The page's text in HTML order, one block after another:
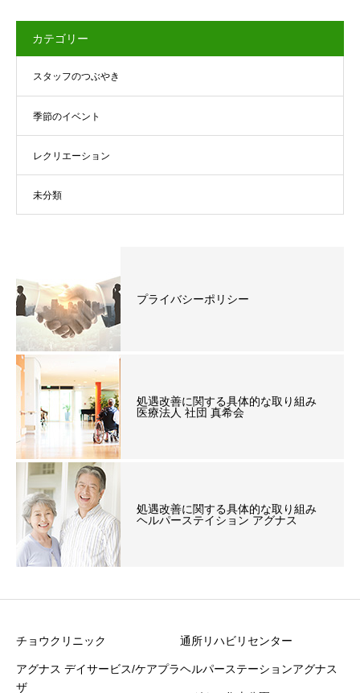
カテゴリー
スタッフのつぶやき
季節のイベント
レクリエーション
未分類
プライバシーポリシー
処遇改善に関する具体的な取り組み
医療法人 社団 真希会
処遇改善に関する具体的な取り組み
ヘルパーステイション アグナス
チョウクリニック 通所リハビリセンター
アグナス デイサービス/ケアプラ
ザ
ヘルパーステーションアグナス